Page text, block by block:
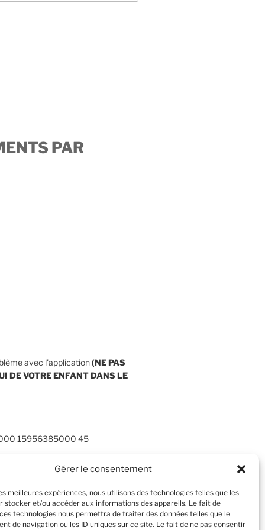
Gérer le consentement
meilleures expériences, nous utilisons des technologies telles que les
stocker et/ou accéder aux informations des appareils. Le fait de
technologies nous permettra de traiter des données telles que le
de navigation ou les ID uniques sur ce site. Le fait de ne pas consentir
PAR
avec l'application(NE PAS
DE VOTRE ENFANTDANS LE
15956385000 45